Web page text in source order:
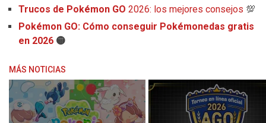
Trucos de Pokémon GO 2026: los mejores consejos 💯
Pokémon GO: Cómo conseguir Pokémonedas gratis
en 2026 🟡
MÁS NOTICIAS